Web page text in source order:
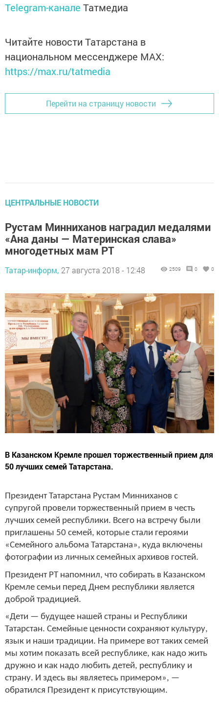
Telegram-канале Татмедиа
Читайте новости Татарстана в
национальном мессенджере MАХ:
https://max.ru/tatmedia
Перейти на страницу новости
ЦЕНТРАЛЬНЫЕ НОВОСТИ
Рустам Минниханов наградил медалями
«Ана даны — Материнская слава»
многодетных мам РТ
Татар-информ, 27 августа 2018 - 12:48 2509 0 0
В Казанском Кремле прошел торжественный прием для
50 лучших семей Татарстана.
Президент Татарстана Рустам Минниханов с
супругой провели торжественный прием в честь
лучших семей республики. Всего на встречу были
приглашены 50 семей, которые стали героями
«Семейного альбома Татарстана», куда включены
фотографии из личных семейных архивов гостей.
Президент РТ напомнил, что собирать в Казанском
Кремле семьи перед Днем республики является
доброй традицией.
«Дети — будущее нашей страны и Республики
Татарстан. Семейные ценности сохраняют культуру,
язык и наши традиции. На примере вот таких семей
мы хотим показать всей республике, как надо жить
дружно и как надо любить детей, республику и
страну. И здесь вы являетесь примером», —
обратился Президент к присутствующим.